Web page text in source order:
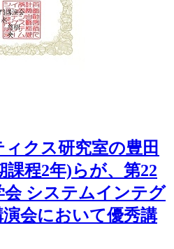
クス研究室の豊田
程2年)らが、第22
会 システムインテグ
会において優秀講